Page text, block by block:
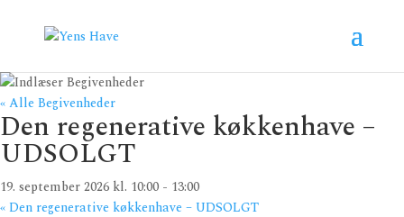
« Alle Begivenheder
Den regenerative køkkenhave –
UDSOLGT
19. september 2026 kl. 10:00 - 13:00
«Den regenerative køkkenhave – UDSOLGT